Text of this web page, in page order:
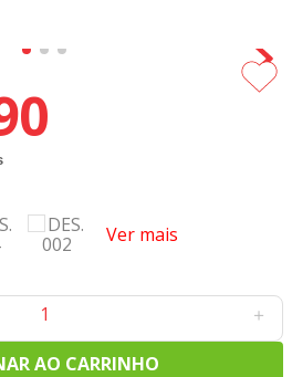
Ver mais
＋
AO CARRINHO